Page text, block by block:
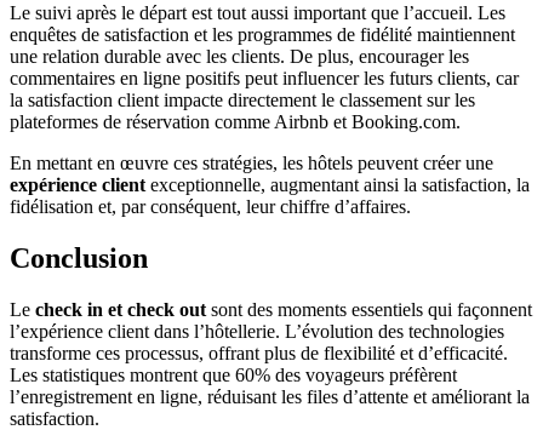
Le suivi après le départ est tout aussi important que l’accueil. Les
enquêtes de satisfaction et les programmes de fidélité maintiennent
une relation durable avec les clients. De plus, encourager les
commentaires en ligne positifs peut influencer les futurs clients, car
la satisfaction client impacte directement le classement sur les
plateformes de réservation comme Airbnb et Booking.com.
En mettant en œuvre ces stratégies, les hôtels peuvent créer une
expérience client exceptionnelle, augmentant ainsi la satisfaction, la
fidélisation et, par conséquent, leur chiffre d’affaires.
Conclusion
Le check in et check out sont des moments essentiels qui façonnent
l’expérience client dans l’hôtellerie. L’évolution des technologies
transforme ces processus, offrant plus de flexibilité et d’efficacité.
Les statistiques montrent que 60% des voyageurs préfèrent
l’enregistrement en ligne, réduisant les files d’attente et améliorant la
satisfaction.